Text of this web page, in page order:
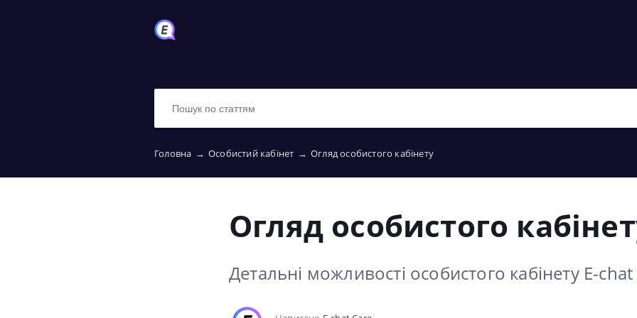
Головна → Особистий кабінет → Огляд особистого кабінету
Огляд особистого
Детальні можливості особистого кабінету E-chat